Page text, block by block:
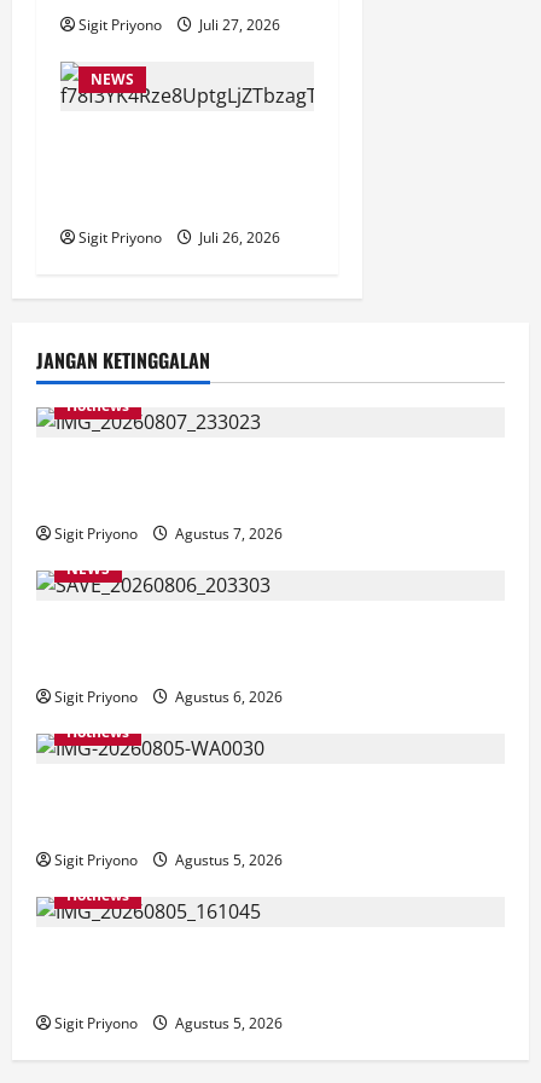
Sigit Priyono Juli 27, 2026
NEWS
Sigit Priyono Juli 26, 2026
JANGAN KETINGGALAN
Hotnews
Sigit Priyono
Agustus 7, 2026
NEWS
Sigit Priyono
Agustus 6, 2026
Hotnews
Sigit Priyono
Agustus 5, 2026
Hotnews
Sigit Priyono Agustus 5, 2026